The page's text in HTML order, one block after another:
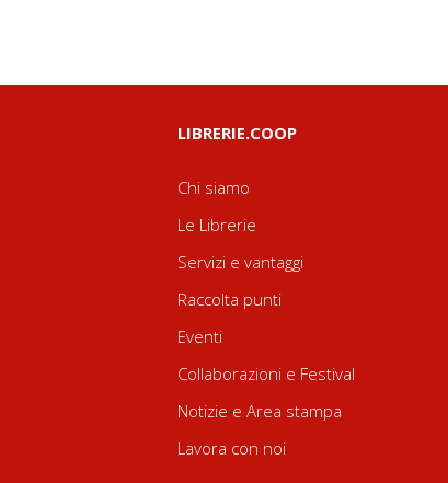
LIBRERIE.COOP
Chi siamo
Le Librerie
Servizi e vantaggi
Raccolta punti
Eventi
Collaborazioni e Festival
Notizie e Area stampa
Lavora con noi